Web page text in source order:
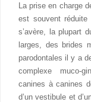
La prise en charge
est souvent
s’avère, la plupart
larges, des brides
parodontales il y a
complexe muco-
canines à canines
d’un vestibule et